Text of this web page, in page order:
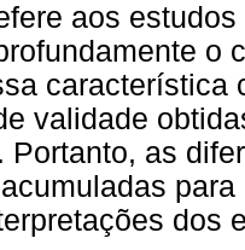
aos
o
característica
validade
Portanto, as
dos